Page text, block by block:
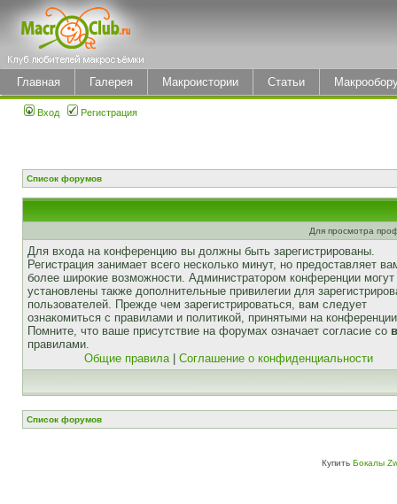
Главная Галерея Макроистории Статьи
Вход Регистрация
Список форумов
Для просмотра
Для входа на конференцию вы должны быть зарегистрированы.
Регистрация занимает всего несколько минут, но предоставляет
более широкие возможности. Администратором конференции
установлены также дополнительные привилегии для
пользователей. Прежде чем зарегистрироваться, вам следует
ознакомиться с правилами и политикой, принятыми на
Помните, что ваше присутствие на форумах означает согласие со
правилами.
Общие правила| Соглашение о конфиденциальности
Список форумов
Купить Бокалы